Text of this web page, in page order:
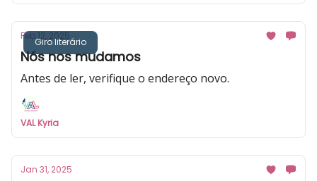
Giro literário
Feb 12, 2025
Nós nos mudamos
Antes de ler, verifique o endereço novo.
VAL Kyria
Jan 31, 2025